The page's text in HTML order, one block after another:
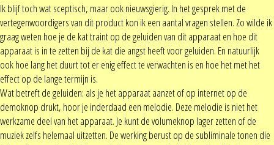
Ik blijf toch wat sceptisch, maar ook nieuwsgierig. In het gesprek met de
vertegenwoordigers van dit product kon ik een aantal vragen stellen. Zo wilde ik
graag weten hoe je de kat traint op de geluiden van dit apparaat en hoe dit
apparaat is in te zetten bij de kat die angst heeft voor geluiden. En natuurlijk
ook hoe lang het duurt tot er enig effect te verwachten is en hoe het met het
effect op de lange termijn is.
Wat betreft de geluiden: als je het apparaat aanzet of op internet op de
demoknop drukt, hoor je inderdaad een melodie. Deze melodie is niet het
werkzame deel van het apparaat. Je kunt de volumeknop lager zetten of de
muziek zelfs helemaal uitzetten. De werking berust op de subliminale tonen die